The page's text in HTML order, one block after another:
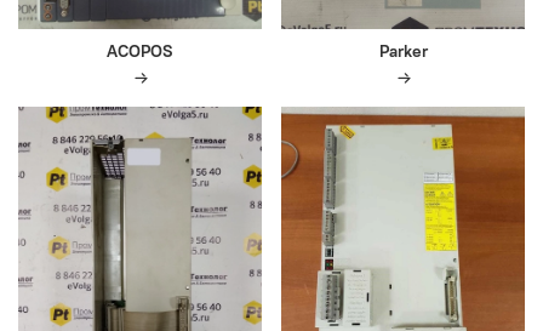
ACOPOS Parker